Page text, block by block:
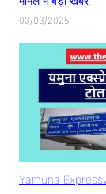
03/03/2025
Yamuna